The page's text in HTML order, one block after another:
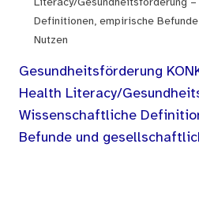
Literacy/Gesundheitsförderung
Definitionen, empirische
Nutzen
Gesundheitsförderung
Health Literacy/
Wissenschaftliche
Befunde und